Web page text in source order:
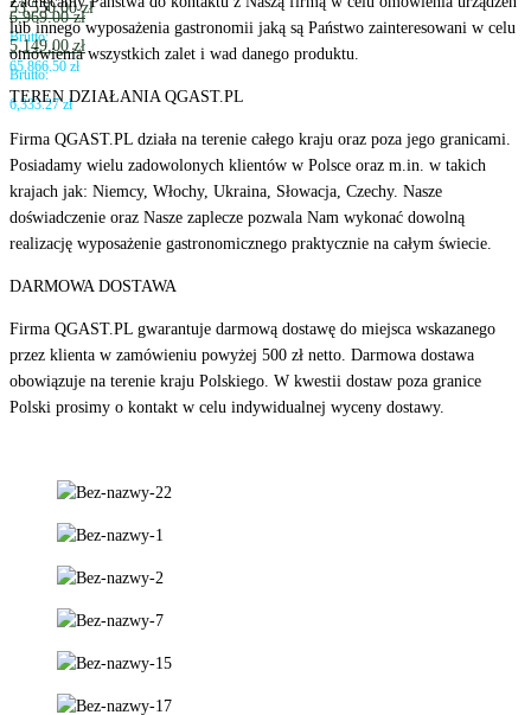
53,550.00zł
Brutto:
65,866.50 zł
6,969.00zł
5,149.00zł
Brutto:
6,333.27zł
lub innego wyposażenia gastronomii jaką są Państwo zainteresowani w celu
omówienia wszystkich zalet i wad danego produktu.
TEREN DZIAŁANIA QGAST.PL
Firma QGAST.PL działa na terenie całego kraju oraz poza jego granicami.
Posiadamy wielu zadowolonych klientów w Polsce oraz m.in. w takich
krajach jak: Niemcy, Włochy, Ukraina, Słowacja, Czechy. Nasze
doświadczenie oraz Nasze zaplecze pozwala Nam wykonać dowolną
realizację wyposażenie gastronomicznego praktycznie na całym świecie.
DARMOWA DOSTAWA
Firma QGAST.PL gwarantuje darmową dostawę do miejsca wskazanego
przez klienta w zamówieniu powyżej 500 zł netto. Darmowa dostawa
obowiązuje na terenie kraju Polskiego. W kwestii dostaw poza granice
Polski prosimy o kontakt w celu indywidualnej wyceny dostawy.